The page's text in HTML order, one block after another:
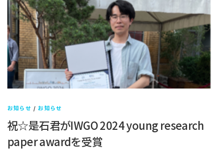
お知らせ /お知らせ
祝☆是石君がIWGO 2024 young research
paper awardを受賞